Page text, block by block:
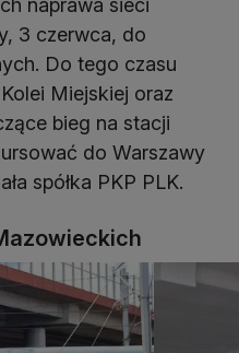
naprawa sieci
3 czerwca, do
Do tego czasu
Miejskiej oraz
bieg na stacji
do Warszawy
spółka PKP PLK.